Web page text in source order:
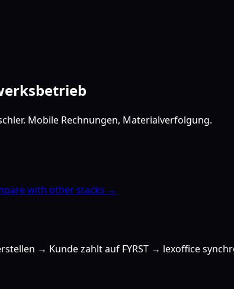
Mobile Rechnungen, Materialverfolgung.
with other stacks →
→ Kunde zahlt auf FYRST → lexoffice